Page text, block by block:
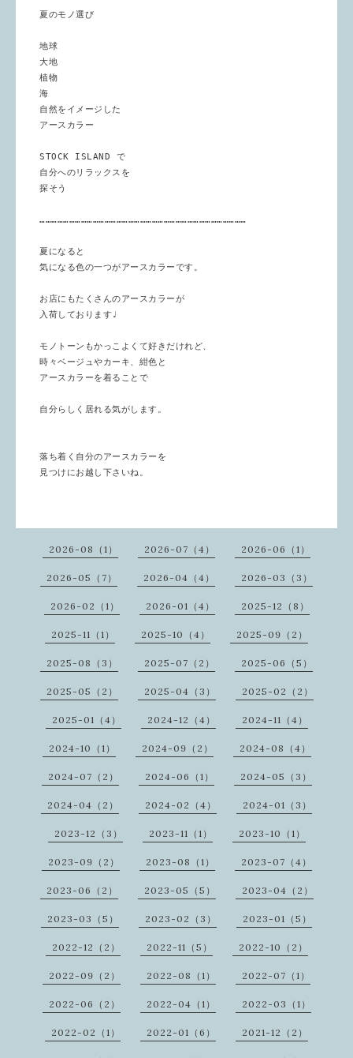
夏のモノ選び
地球
大地
植物
海
自然をイメージした
アースカラー
STOCK ISLAND で
自分へのリラックスを
探そう
……………………………………………………………………………………………
夏になると
気になる色の一つがアースカラーです。
お店にもたくさんのアースカラーが
入荷しております♩
モノトーンもかっこよくて好きだけれど、
時々ベージュやカーキ、紺色と
アースカラーを着ることで
自分らしく居れる気がします。
落ち着く自分のアースカラーを
見つけにお越し下さいね。
2026-08（1） 2026-07（4） 2026-06（1）
2026-05（7） 2026-04（4） 2026-03（3）
2026-02（1） 2026-01（4） 2025-12（8）
2025-11（1） 2025-10（4） 2025-09（2）
2025-08（3） 2025-07（2） 2025-06（5）
2025-05（2） 2025-04（3） 2025-02（2）
2025-01（4） 2024-12（4） 2024-11（4）
2024-10（1） 2024-09（2） 2024-08（4）
2024-07（2） 2024-06（1） 2024-05（3）
2024-04（2） 2024-02（4） 2024-01（3）
2023-12（3） 2023-11（1） 2023-10（1）
2023-09（2） 2023-08（1） 2023-07（4）
2023-06（2） 2023-05（5） 2023-04（2）
2023-03（5） 2023-02（3） 2023-01（5）
2022-12（2） 2022-11（5） 2022-10（2）
2022-09（2） 2022-08（1） 2022-07（1）
2022-06（2） 2022-04（1） 2022-03（1）
2022-02（1） 2022-01（6） 2021-12（2）